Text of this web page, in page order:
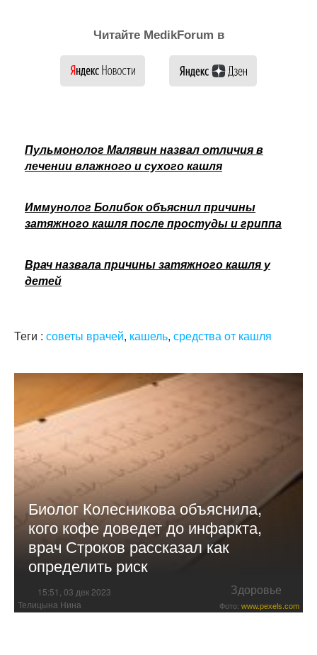
Читайте MedikForum в
Пульмонолог Малявин назвал отличия в
лечении влажного и сухого кашля
Иммунолог Болибок объяснил причины
затяжного кашля после простуды и гриппа
Врач назвала причины затяжного кашля у
детей
Теги : советы врачей, кашель, средства от кашля
Биолог Колесникова объяснила,
кого кофе доведет до инфаркта,
врач Строков рассказал как
определить риск
15:51, 03 дек 2023 Здоровье
Телицына Нина Фото: www.pexels.com